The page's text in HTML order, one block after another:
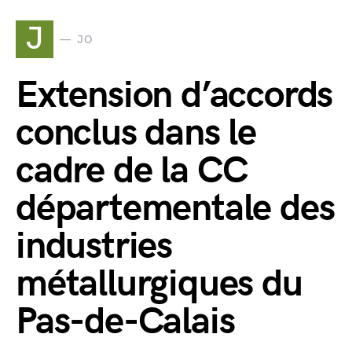
J JO
Extension d’accords
conclus dans le
cadre de la CC
départementale des
industries
métallurgiques du
Pas-de-Calais